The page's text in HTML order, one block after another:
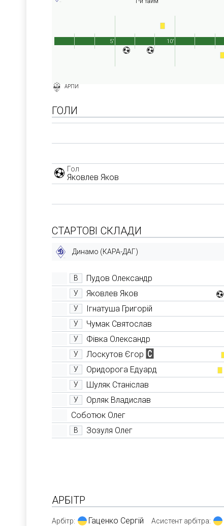
АРПИ
5' 10'
ГОЛИ
Гол
Яковлев Яков
СТАРТОВІ СКЛАДИ
Динамо (КАРА-ДАГ)
В Пудов Олександр
У Яковлев Яков
У Ігнатуша Григорій
У Чумак Святослав
У Фівка Олександр
У Лоскутов Єгор
У Оридорога Едуард
У Шуляк Станіслав
У
Орляк Владислав
Соботюк Олег
В Зозуля Олег
АРБІТР
Арбітр: Гаценко Сергій Асистент арбітра: